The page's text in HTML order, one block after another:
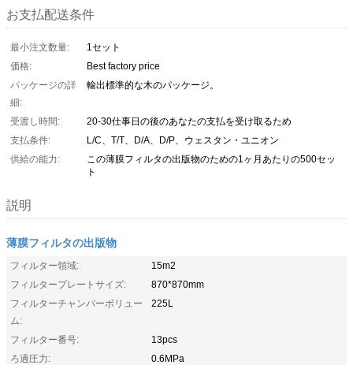
お支払配送条件
最小注文数量:
1セット
価格:
Best factory price
パッケージの詳
細:
輸出標準的な木のパッケージ。
受渡し時間:
20-30仕事日の後のあなたの支払を受け取るため
支払条件:
L/C、T/T、D/A、D/P、ウェスタン・ユニオン
供給の能力:
この薄膜フィルタの出版物のための1ヶ月あたりの500セッ
ト
説明
薄膜フィルタの出版物
フィルター領域:
15m2
フィルタープレートサイズ:
870*870mm
フィルターチャンバーボリュー
ム:
225L
フィルター番号:
13pcs
ろ過圧力:
0.6MPa